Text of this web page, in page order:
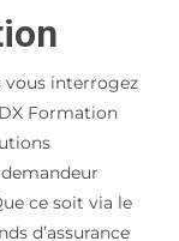
vous interrogez
Formation
ce soit via le
d’assurance